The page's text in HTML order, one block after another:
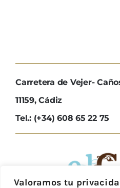
Valoramos tu
Carretera de Vejer-
11159, Cádiz
Tel.: (+34) 608 65 22 75